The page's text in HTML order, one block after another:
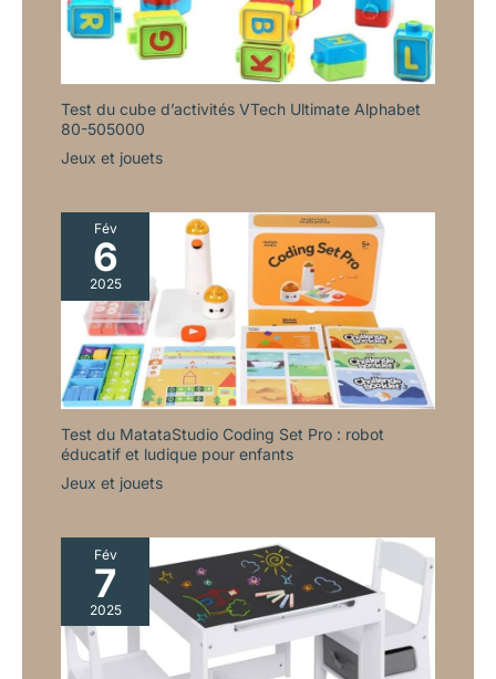
Test du cube d’activités VTech Ultimate Alphabet
80-505000
Jeux et jouets
Fév
6
2025
Test du MatataStudio Coding Set Pro : robot
éducatif et ludique pour enfants
Jeux et jouets
Fév
7
2025